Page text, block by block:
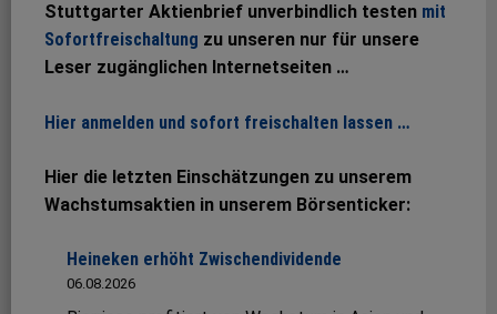
Stuttgarter Aktienbrief unverbindlich testen mit
Sofortfreischaltung zu unseren nur für unsere
Leser zugänglichen Internetseiten …
Hier anmelden und sofort freischalten lassen …
Hier die letzten Einschätzungen zu unserem
Wachstumsaktien in unserem Börsenticker:
Heineken erhöht Zwischendividende
06.08.2026